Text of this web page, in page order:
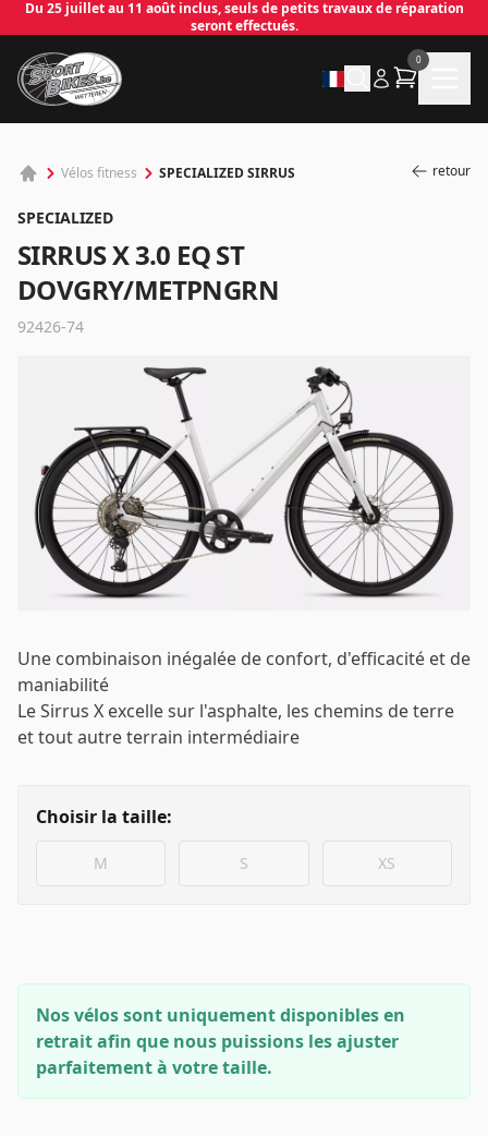
Du 25 juillet au 11 août inclus, seuls de petits travaux de réparation
seront effectués.
0
Vélos fitness SPECIALIZED SIRRUS retour
SPECIALIZED
SIRRUS X 3.0 EQ ST
DOVGRY/METPNGRN
92426-74
Une combinaison inégalée de confort, d'efficacité et de
maniabilité
Le Sirrus X excelle sur l'asphalte, les chemins de terre
et tout autre terrain intermédiaire
Choisir la taille:
M S XS
Nos vélos sont uniquement disponibles en
retrait afin que nous puissions les ajuster
parfaitement à votre taille.
Connecter
Email*